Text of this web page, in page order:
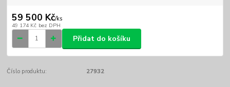
59 500 Kč/ks
49 174 Kč bez DPH
Přidat do košíku
Číslo produktu: 27932